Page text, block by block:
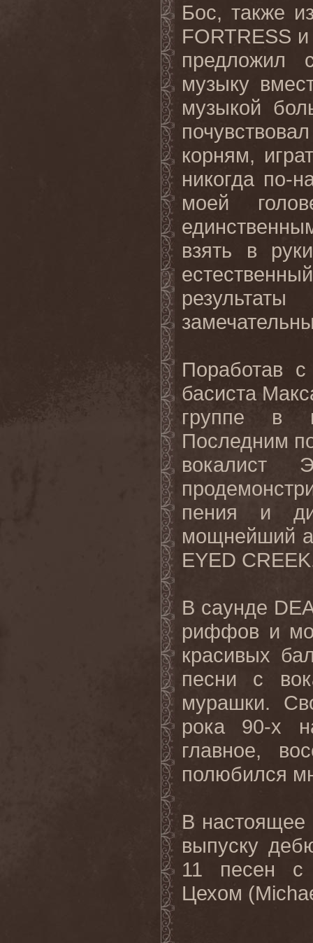
Бос, также
FORTRESS
предложил
музыку
музыкой
корням,
никогда по-
моей
взять в
Поработав
басиста
группе в
Последним
вокалист
пения и
мощнейший
EYED
В саунде
риффов и
красивых
песни с
мурашки.
рока 90-х
главное,
полюбился
В настоящее
выпуску
11 песен с
Цехом